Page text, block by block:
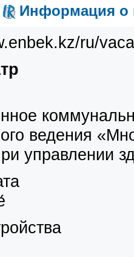
Информация о
ru/
ведения
управлении